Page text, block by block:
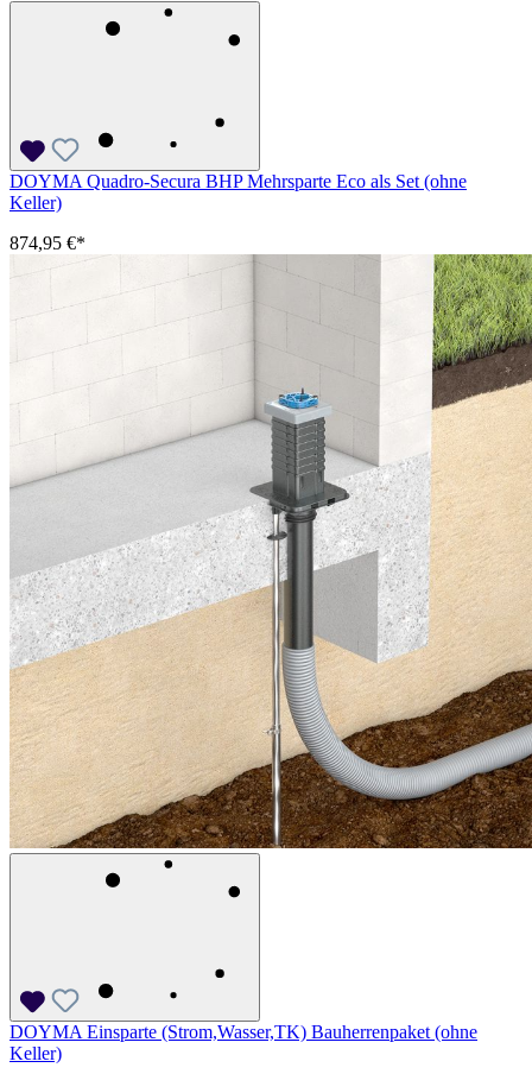
DOYMA Quadro-Secura BHP Mehrsparte Eco als Set (ohne
Keller)
874,95 €*
DOYMA Einsparte (Strom,Wasser,TK) Bauherrenpaket (ohne
Keller)